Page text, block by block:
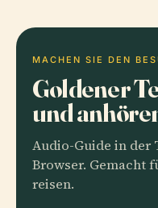
MACHEN SIE DEN
Goldener
und
Audio-Guide in der
Browser. Gemacht
reisen.